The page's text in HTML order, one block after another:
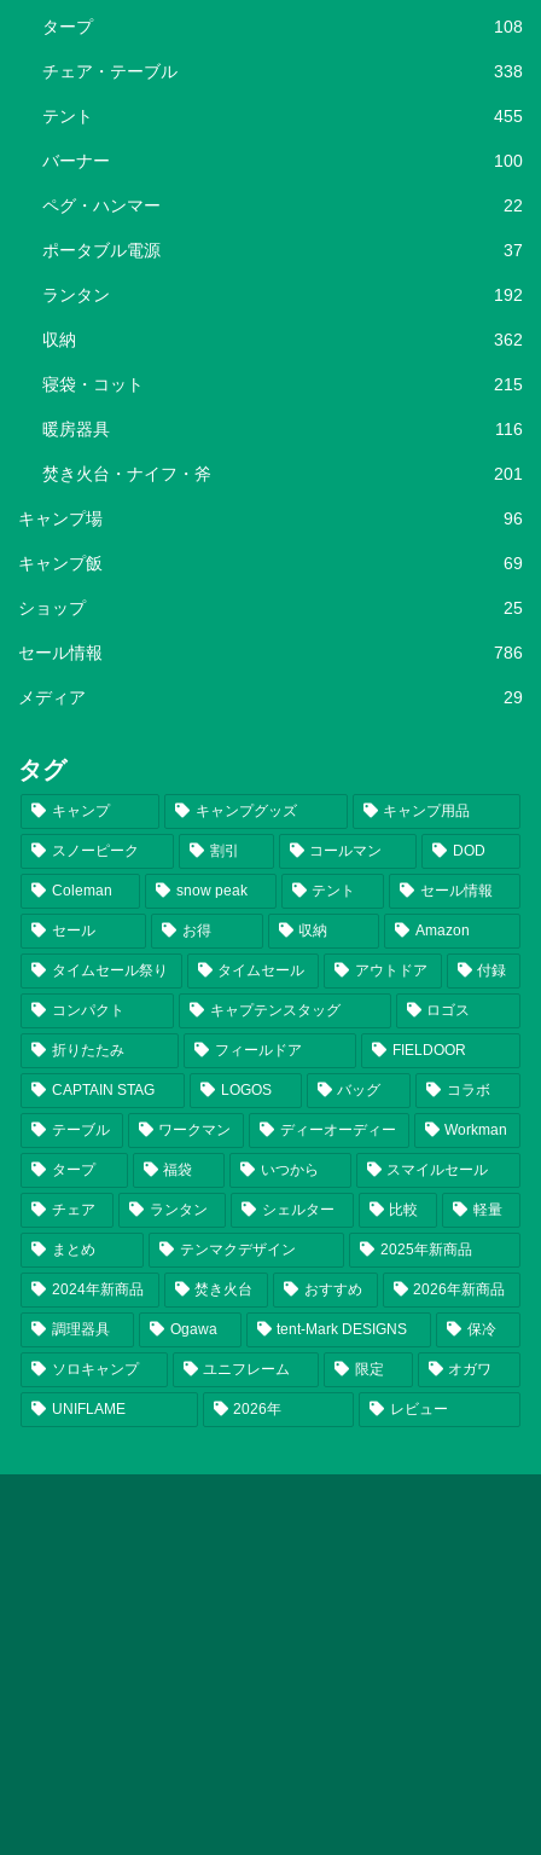
タープ 108
チェア・テーブル 338
テント 455
バーナー 100
ペグ・ハンマー 22
ポータブル電源 37
ランタン 192
収納 362
寝袋・コット 215
暖房器具 116
焚き火台・ナイフ・斧 201
キャンプ場 96
キャンプ飯 69
ショップ 25
セール情報 786
メディア 29
タグ
キャンプ キャンプグッズ キャンプ用品
スノーピーク 割引 コールマン DOD
Coleman snow peak テント セール情報
セール お得 収納 Amazon
タイムセール祭り タイムセール アウトドア 付録
コンパクト キャプテンスタッグ ロゴス
折りたたみ フィールドア FIELDOOR
CAPTAIN STAG LOGOS バッグ コラボ
テーブル ワークマン ディーオーディー Workman
タープ 福袋 いつから スマイルセール
チェア ランタン シェルター 比較 軽量
まとめ テンマクデザイン 2025年新商品
2024年新商品 焚き火台 おすすめ 2026年新商品
調理器具 Ogawa tent-Mark DESIGNS 保冷
ソロキャンプ ユニフレーム 限定 オガワ
UNIFLAME 2026年 レビュー